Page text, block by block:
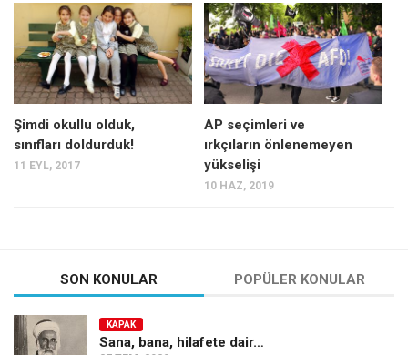
Mehmet Ali Tekin
Abir E. Nahas
Amina S. Jenenkovic
Bağdagül Öz
Esra Elönü
Kategoriler
Kitap
Şimdi okullu olduk,
sınıfları doldurduk!
11 EYL, 2017
AP seçimleri ve
ırkçıların önlenemeyen
yükselişi
10 HAZ, 2019
SON KONULAR POPÜLER KONULAR
KAPAK
Sana, bana, hilafete dair…